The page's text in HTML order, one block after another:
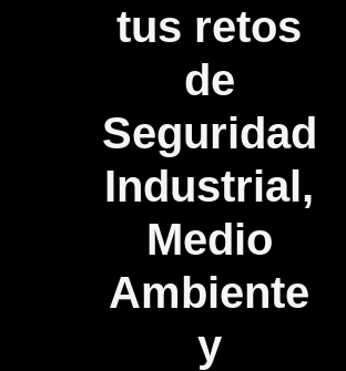
tus retos
de
Seguridad
Industrial,
Medio
Ambiente
y